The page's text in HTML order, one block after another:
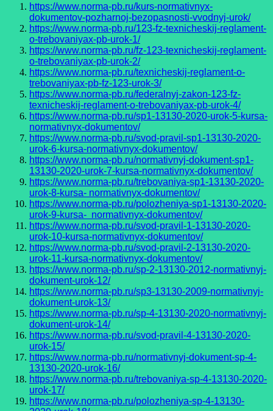
https://www.norma-pb.ru/kurs-normativnyx-
dokumentov-pozharnoj-bezopasnosti-vvodnyj-urok/
https://www.norma-pb.ru/123-fz-texnicheskij-reglament-
o-trebovaniyax-pb-urok-1/
https://www.norma-pb.ru/fz-123-texnicheskij-reglament-
o-trebovaniyax-pb-urok-2/
https://www.norma-pb.ru/texnicheskij-reglament-o-
trebovaniyax-pb-fz-123-urok-3/
https://www.norma-pb.ru/federalnyj-zakon-123-fz-
texnicheskij-reglament-o-trebovaniyax-pb-urok-4/
https://www.norma-pb.ru/sp1-13130-2020-urok-5-kursa-
normativnyx-dokumentov/
https://www.norma-pb.ru/svod-pravil-sp1-13130-2020-
urok-6-kursa-normativnyx-dokumentov/
https://www.norma-pb.ru/normativnyj-dokument-sp1-
13130-2020-urok-7-kursa-normativnyx-dokumentov/
https://www.norma-pb.ru/trebovaniya-sp1-13130-2020-
urok-8-kursa- normativnyx-dokumentov/
https://www.norma-pb.ru/polozheniya-sp1-13130-2020-
urok-9-kursa- normativnyx-dokumentov/
https://www.norma-pb.ru/svod-pravil-1-13130-2020-
urok-10-kursa-normativnyx-dokumentov/
https://www.norma-pb.ru/svod-pravil-2-13130-2020-
urok-11-kursa-normativnyx-dokumentov/
https://www.norma-pb.ru/sp-2-13130-2012-normativnyj-
dokument-urok-12/
https://www.norma-pb.ru/sp3-13130-2009-normativnyj-
dokument-urok-13/
https://www.norma-pb.ru/sp-4-13130-2020-normativnyj-
dokument-urok-14/
https://www.norma-pb.ru/svod-pravil-4-13130-2020-
urok-15/
https://www.norma-pb.ru/normativnyj-dokument-sp-4-
13130-2020-urok-16/
https://www.norma-pb.ru/trebovaniya-sp-4-13130-2020-
urok-17/
https://www.norma-pb.ru/polozheniya-sp-4-13130-